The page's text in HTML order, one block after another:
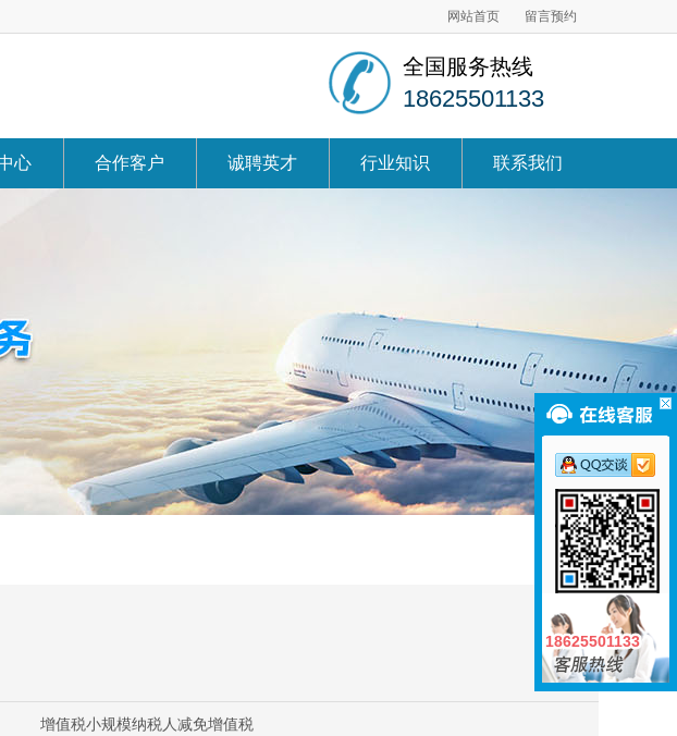
网站首页 留言预约
全国服务热线
18625501133
心 合作客户 诚聘英才 行业知识 联系我们
增值税小规模纳税人减免增值税
18625501133
18625501133